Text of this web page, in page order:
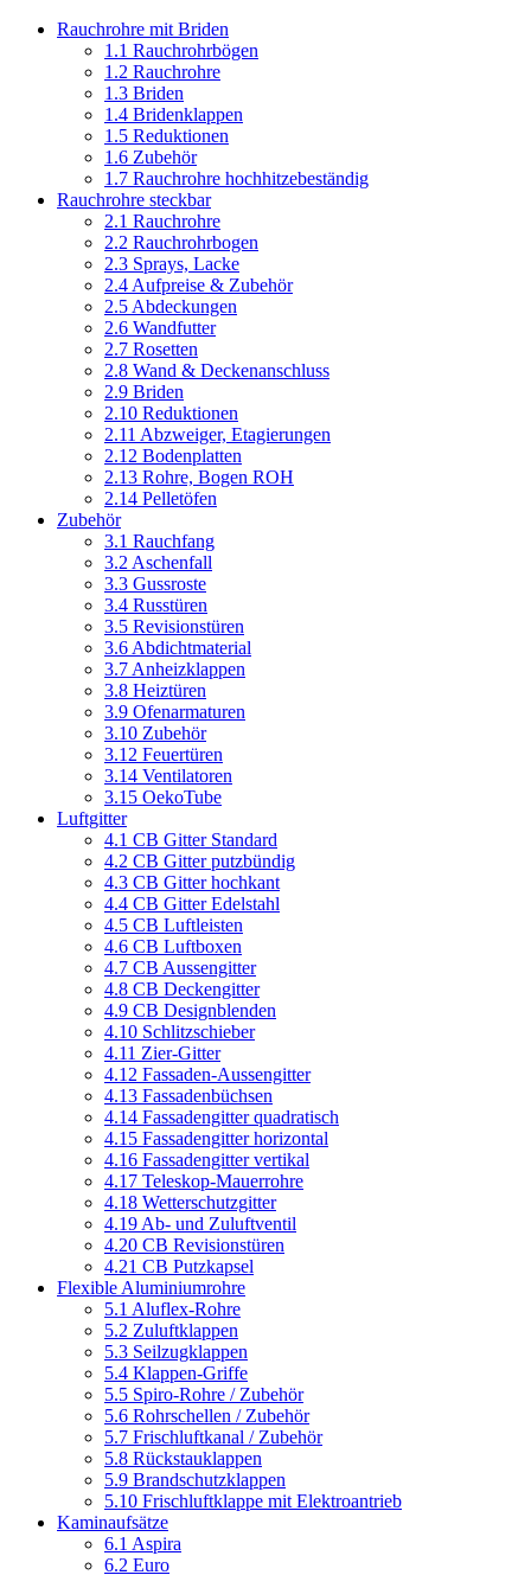
Rauchrohre mit Briden
1.1 Rauchrohrbögen
1.2 Rauchrohre
1.3 Briden
1.4 Bridenklappen
1.5 Reduktionen
1.6 Zubehör
1.7 Rauchrohre hochhitzebeständig
Rauchrohre steckbar
2.1 Rauchrohre
2.2 Rauchrohrbogen
2.3 Sprays, Lacke
2.4 Aufpreise & Zubehör
2.5 Abdeckungen
2.6 Wandfutter
2.7 Rosetten
2.8 Wand & Deckenanschluss
2.9 Briden
2.10 Reduktionen
2.11 Abzweiger, Etagierungen
2.12 Bodenplatten
2.13 Rohre, Bogen ROH
2.14 Pelletöfen
Zubehör
3.1 Rauchfang
3.2 Aschenfall
3.3 Gussroste
3.4 Russtüren
3.5 Revisionstüren
3.6 Abdichtmaterial
3.7 Anheizklappen
3.8 Heiztüren
3.9 Ofenarmaturen
3.10 Zubehör
3.12 Feuertüren
3.14 Ventilatoren
3.15 OekoTube
Luftgitter
4.1 CB Gitter Standard
4.2 CB Gitter putzbündig
4.3 CB Gitter hochkant
4.4 CB Gitter Edelstahl
4.5 CB Luftleisten
4.6 CB Luftboxen
4.7 CB Aussengitter
4.8 CB Deckengitter
4.9 CB Designblenden
4.10 Schlitzschieber
4.11 Zier-Gitter
4.12 Fassaden-Aussengitter
4.13 Fassadenbüchsen
4.14 Fassadengitter quadratisch
4.15 Fassadengitter horizontal
4.16 Fassadengitter vertikal
4.17 Teleskop-Mauerrohre
4.18 Wetterschutzgitter
4.19 Ab- und Zuluftventil
4.20 CB Revisionstüren
4.21 CB Putzkapsel
Flexible Aluminiumrohre
5.1 Aluflex-Rohre
5.2 Zuluftklappen
5.3 Seilzugklappen
5.4 Klappen-Griffe
5.5 Spiro-Rohre / Zubehör
5.6 Rohrschellen / Zubehör
5.7 Frischluftkanal / Zubehör
5.8 Rückstauklappen
5.9 Brandschutzklappen
5.10 Frischluftklappe mit Elektroantrieb
Kaminaufsätze
6.1 Aspira
6.2 Euro